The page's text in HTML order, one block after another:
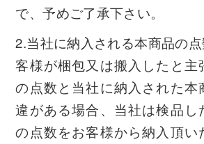
で、予めご了承下さい。
2.当社に納入される本商品の
客様が梱包又は搬入したと主
の点数と当社に納入された本
違がある場合、当社は検品し
の点数をお客様から納入頂い